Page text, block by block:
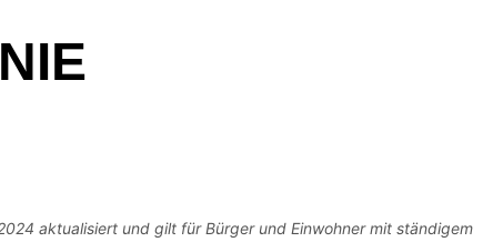
aktualisiert und gilt für Bürger und Einwohner mit ständigem